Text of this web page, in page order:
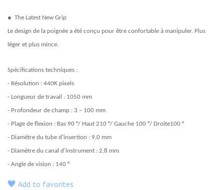
● The Latest New Grip
Le design de la poignée a été conçu pour être confortable à manipuler. Plus
léger et plus mince.
Spécifications techniques :
- Résolution : 440K pixels
- Longueur de travail : 1050 mm
- Profondeur de champ : 3 – 100 mm
- Plage de flexion : Bas 90 °/ Haut 210 °/ Gauche 100 °/ Droite100 °
- Diamètre du tube d'insertion : 9,0 mm
- Diamètre du canal d'instrument : 2,8 mm
- Angle de vision : 140 °
Add to favorites